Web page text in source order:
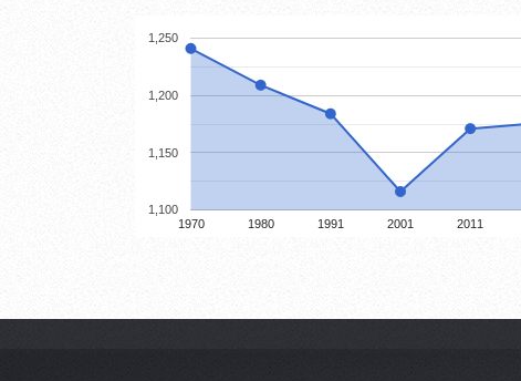
1970 1980 1991 2001 2011
1,100
1,150
1,200
1,250